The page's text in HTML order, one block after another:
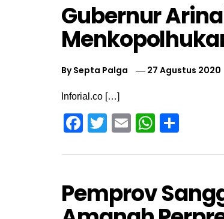
Gubernur
BySepta Palga 27 Agustus 2020
Inforial.co […]
Facebook
TwitterEmail
Pemprov